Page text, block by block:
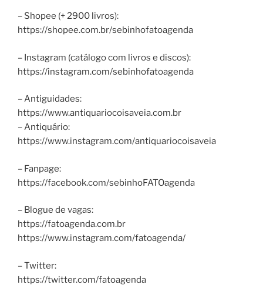
– Shopee (+ 2900 livros):
https://shopee.com.br/sebinhofatoagenda
– Instagram (catálogo com livros e discos):
https://instagram.com/sebinhofatoagenda
– Antiguidades:
https://www.antiquariocoisaveia.com.br
– Antiquário:
https://www.instagram.com/antiquariocoisaveia
– Fanpage:
https://facebook.com/sebinhoFATOagenda
– Blogue de vagas:
https://fatoagenda.com.br
https://www.instagram.com/fatoagenda/
– Twitter:
https://twitter.com/fatoagenda